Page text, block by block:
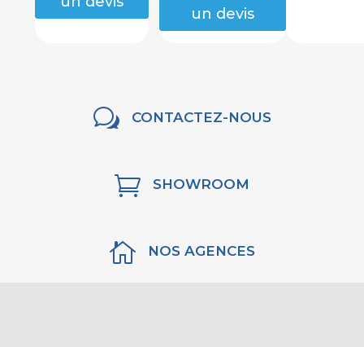
un devis
w CONTACTEZ-NOUS
 SHOWROOM
 NOS AGENCES